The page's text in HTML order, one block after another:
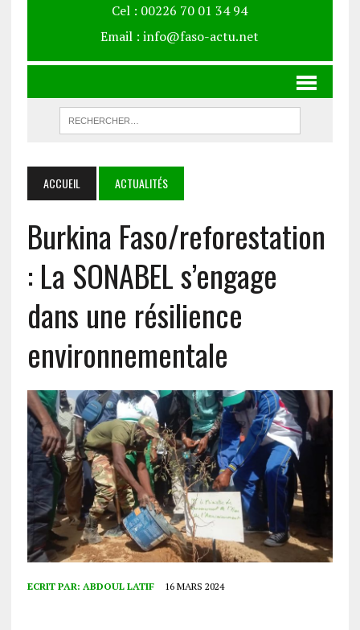
Cel : 00226 70 01 34 94
Email : info@faso-actu.net
ACCUEIL ACTUALITÉS
Burkina Faso/reforestation
: La SONABEL s’engage
dans une résilience
environnementale
ECRIT PAR: ABDOUL LATIF 16 MARS 2024